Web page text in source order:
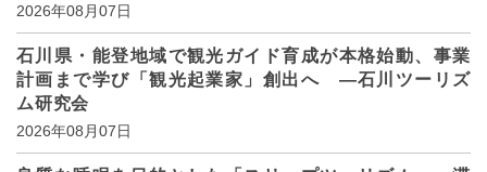
2026年08月07日
石川県・能登地域で観光ガイド育成が本格始動、事業
計画まで学び「観光起業家」創出へ ―石川ツーリズ
ム研究会
2026年08月07日